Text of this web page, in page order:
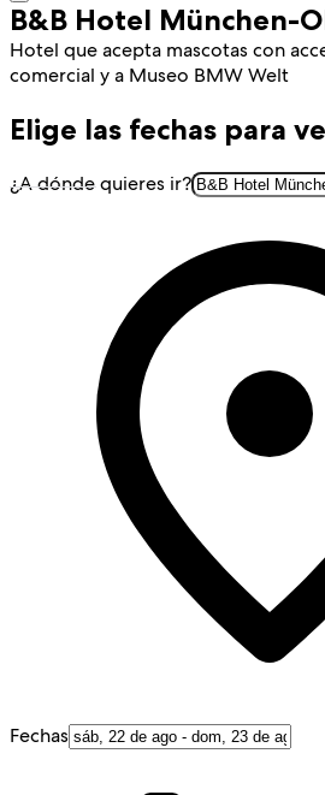
B&B Hotel München-
Hotel que acepta mascotas con
comercial y a Museo BMW Welt
Elige las fechas para
¿A dónde quieres ir?
Fechas